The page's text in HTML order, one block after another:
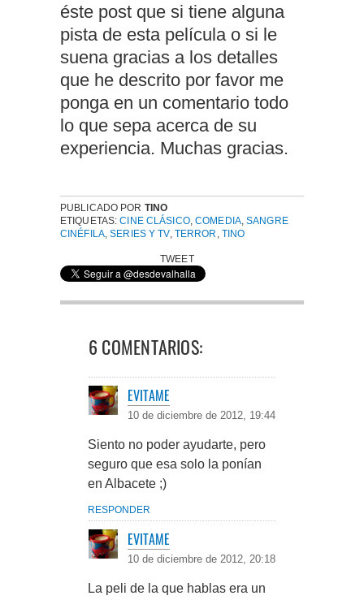
éste post que si tiene alguna
pista de esta película o si le
suena gracias a los detalles
que he descrito por favor me
ponga en un comentario todo
lo que sepa acerca de su
experiencia. Muchas gracias.
PUBLICADO POR TINO
ETIQUETAS:CINE CLÁSICO,COMEDIA,SANGRE
CINÉFILA,SERIES Y TV, TERROR , TINO
TWEET
6 COMENTARIOS:
EVITAME
10 de diciembre de 2012, 19:44
Siento no poder ayudarte, pero
seguro que esa solo la ponían
en Albacete ;)
RESPONDER
EVITAME
10 de diciembre de 2012, 20:18
La peli de la que hablas era un